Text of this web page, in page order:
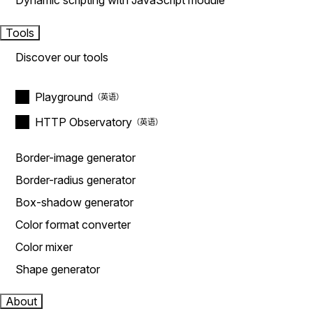
Tools
Discover our tools
Playground
HTTP Observatory
Border-image generator
Border-radius generator
Box-shadow generator
Color format converter
Color mixer
Shape generator
About